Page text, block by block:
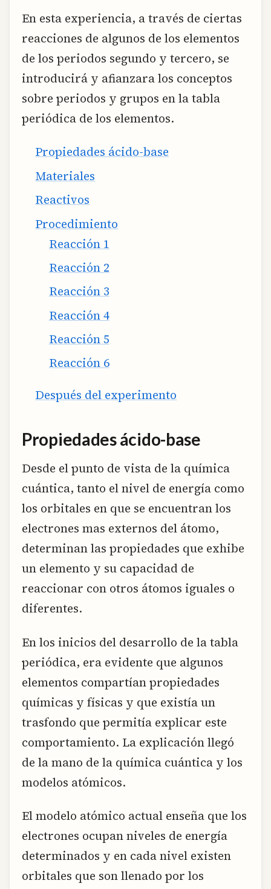
En esta experiencia, a través de ciertas
reacciones de algunos de los elementos
de los periodos segundo y tercero, se
introducirá y afianzara los conceptos
sobre periodos y grupos en la tabla
periódica de los elementos.
Propiedades ácido-base
Materiales
Reactivos
Procedimiento
Reacción 1
Reacción 2
Reacción 3
Reacción 4
Reacción 5
Reacción 6
Después del experimento
Propiedades ácido-base
Desde el punto de vista de la química
cuántica, tanto el nivel de energía como
los orbitales en que se encuentran los
electrones mas externos del átomo,
determinan las propiedades que exhibe
un elemento y su capacidad de
reaccionar con otros átomos iguales o
diferentes.
En los inicios del desarrollo de la tabla
periódica, era evidente que algunos
elementos compartían propiedades
químicas y físicas y que existía un
trasfondo que permitía explicar este
comportamiento. La explicación llegó
de la mano de la química cuántica y los
modelos atómicos.
El modelo atómico actual enseña que los
electrones ocupan niveles de energía
determinados y en cada nivel existen
orbitales que son llenado por los